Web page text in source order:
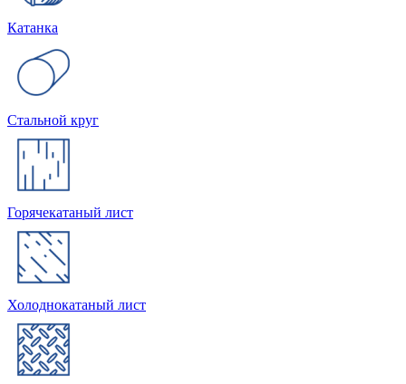
Катанка
Стальной круг
Горячекатаный лист
Холоднокатаный лист